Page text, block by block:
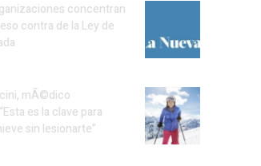
concentran
contra de la Ley de
mÃ©dico
es la clave para
sin lesionarte”